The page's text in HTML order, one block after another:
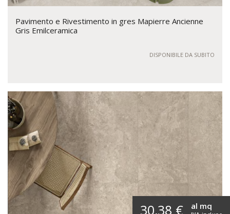
Pavimento e Rivestimento in gres Mapierre Ancienne
Gris Emilceramica
DISPONIBILE DA SUBITO
30,38 € al mq